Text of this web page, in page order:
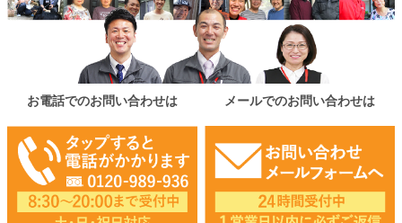
お電話でのお問い合わせは メールでのお問い合わせは